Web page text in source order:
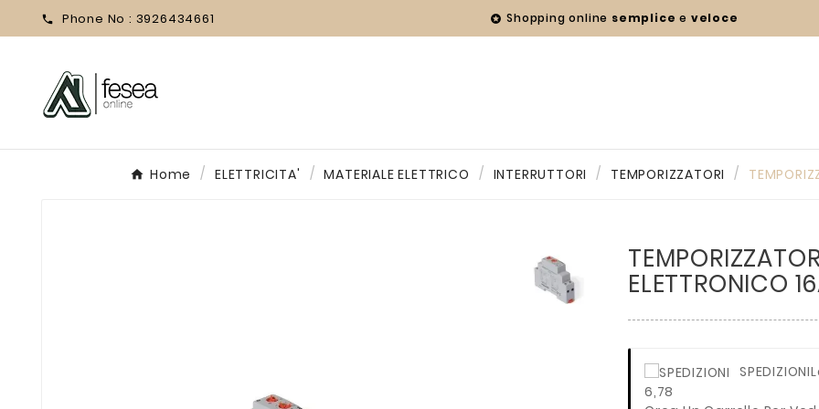
 Phone No : 3926434661  Shopping online semplice e veloce
Home ELETTRICITA' MATERIALE ELETTRICO INTERRUTTORI TEMPORIZZATORI
ELETTRONICO
SPEDIZIONI
6,78